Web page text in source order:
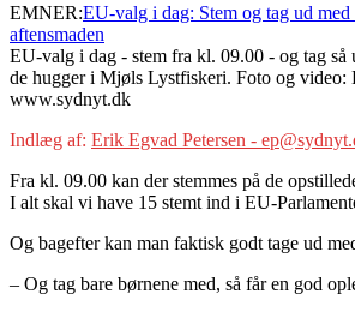
EMNER:EU-valg i dag: Stem og tag ud
aftensmaden
EU-valg i dag - stem fra kl. 09.00 - og tag så
de hugger i Mjøls Lystfiskeri. Foto og video:
www.sydnyt.dk
Indlæg af: Erik Egvad Petersen -
Fra kl. 09.00 kan der stemmes på de
I alt skal vi have 15 stemt ind i EU-
Og bagefter kan man faktisk godt tage ud
– Og tag bare børnene med, så får en god